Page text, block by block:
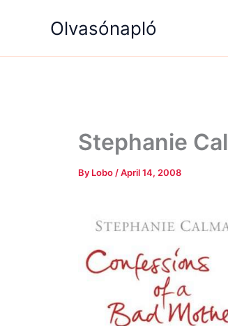
Olvasónapló
Stephanie
By Lobo /April 14, 2008